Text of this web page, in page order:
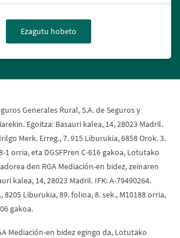
Ezagutu hobeto
Generales Rural, S.A. de Seguros y
Egoitza: Basauri kalea, 14, 28023 Madril.
Merk. Erreg., 7. 915 Liburukia, 6858 Orok. 3.
1 orria, eta DGSFPren C-616 gakoa, Lotutako
den RGA Mediación-en bidez, zeinaren
kalea, 14, 28023 Madril. IFK: A-79490264.
8205 Liburukia, 89. folioa, 8. sek., M10188 orria,
gakoa.
Mediación-en bidez egingo da, Lotutako